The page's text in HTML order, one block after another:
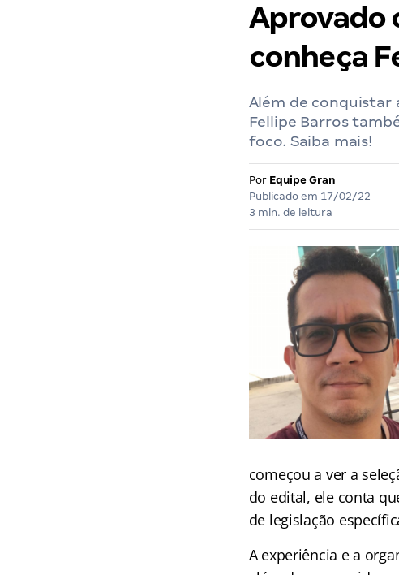
Aprovado
conheça
Além de conquistar
Fellipe Barros
foco. Saiba mais!
Por Equipe Gran
Publicado em 17/02/22
3 min. de leitura
começou a ver a
do edital, ele conta
de legislação
A experiência e a